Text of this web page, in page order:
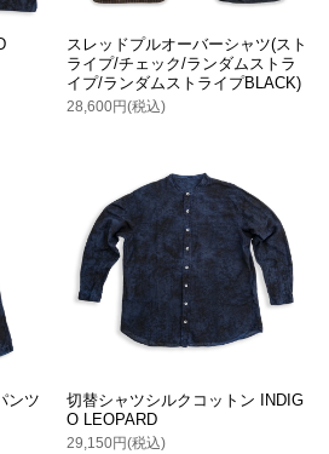
スレッドプルオーバーシャツ(スト
ライプ/チェック/ランダムストラ
イプ/ランダムストライプBLACK)
28,600円(税込)
ンツ
切替シャツシルクコットン INDIG
O LEOPARD
29,150円(税込)